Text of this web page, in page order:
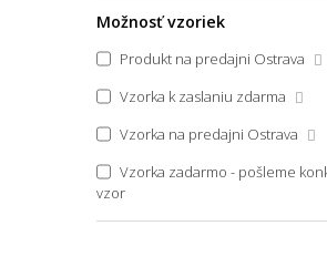
45x150
46x61
47x140
48x75
48x76
Vintage
Možnosť vzoriek
Produkt na predajni Ostrava
Vzorka k zaslaniu zdarma
Vzorka na predajni Ostrava
Vzorka zadarmo - pošleme
vzor